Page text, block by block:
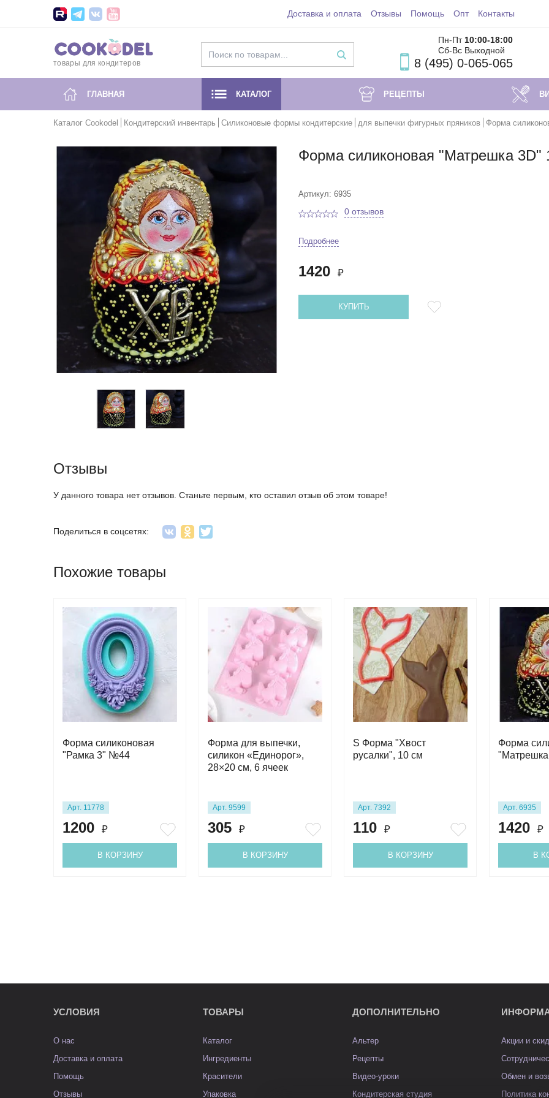
Доставка и оплата Отзывы Помощь Опт Контакты
товары для кондитеров
Пн-Пт 10:00-18:00
Сб-Вс Выходной
8 (495) 0-065-065
ГЛАВНАЯ КАТАЛОГ РЕЦЕПТЫ
Каталог Cookodel Кондитерский инвентарь Силиконовые формы кондитерские для выпечки фигурных пряников Форма
Форма силиконовая "Матрешка 3D"
Артикул: 6935
0 отзывов
Подробнее
1420 ₽
КУПИТЬ
Отзывы
У данного товара нет отзывов. Станьте первым, кто оставил отзыв об этом товаре!
Поделиться в соцсетях:
Похожие товары
Форма силиконовая
"Рамка 3" №44
Арт. 11778
1200 ₽
В КОРЗИНУ
Форма для выпечки,
силикон «Единорог»,
28×20 см, 6 ячеек
Арт. 9599
305 ₽
В КОРЗИНУ
S Форма "Хвост
русалки", 10 см
Арт. 7392
110 ₽
В КОРЗИНУ
Форма
Арт. 6935
1420 ₽
В
УСЛОВИЯ
О нас
Доставка и оплата
Помощь
Отзывы
ТОВАРЫ
Каталог
Ингредиенты
Красители
Упаковка
ДОПОЛНИТЕЛЬНО
Альтер
Рецепты
Видео-уроки
Кондитерская студия
Акции и
Обмен и
Политика